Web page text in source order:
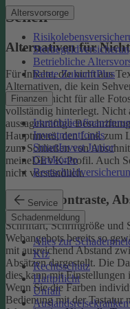
Altersvorsorge
Betriebliche
Rente ZukunftPlus
Finanzen
Investmentfonds
SmartInvest Junior
Girokonto
Service
Schadenmeldung
Alles zur
Kfz
Rechtsschutz
Haftpflicht
Unfall
Sehen
Alternativen für
Für Inhalte, die nicht aus
Alternativen, die kein
sind noch nicht für alle
vollständig hinterlegt. Nicht
aussagekräftige
Hauptmenü, den Link zum
zum Schließen von
meineDEVK-Profil. Auch
nicht verständlich.
Schrift, Kontraste,
Schriftart, Schriftgröße und
Webangebots bereits so
mit ausreichend Abstand
Absätzen dargestellt. Die
dies kann mit Einstellungen
Wenn Sie die Farben
Bedienung mit der Tastatur